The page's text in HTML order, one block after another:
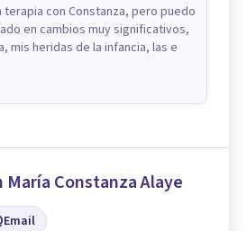
con Constanza, pero puedo
en cambios muy significativos,
mis heridas de la infancia, las e
Constanza Alaye
Email